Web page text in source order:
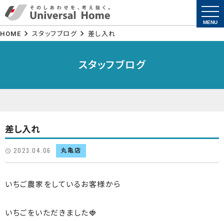
HOME スタッフブログ 差し入れ
スタッフブログ
差し入れ
2023.04.06 丸亀店
いちご農家をしているお客様から
いちごをいただきました🍓
MENU